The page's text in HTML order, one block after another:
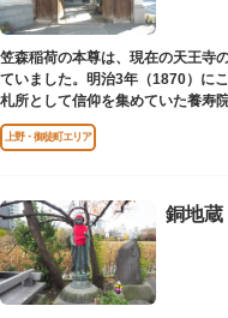
笠森稲荷の本尊は、現在の天王寺
ていました。明治3年（1870）に
札所として信仰を集めていた養寿
上野・御徒町エリア
銅地蔵